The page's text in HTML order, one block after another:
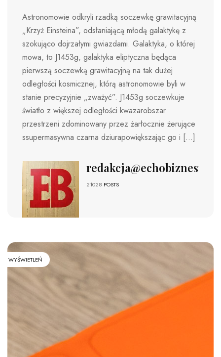
Astronomowie odkryli rzadką soczewkę grawitacyjną
„Krzyż Einsteina”, odsłaniającą młodą galaktykę z
szokująco dojrzałymi gwiazdami. Galaktyka, o której
mowa, to J1453g, galaktyka eliptyczna będąca
pierwszą soczewką grawitacyjną na tak dużej
odległości kosmicznej, którą astronomowie byli w
stanie precyzyjnie „zważyć”. J1453g soczewkuje
światło z większej odległości kwazarobszar
przestrzeni zdominowany przez żarłocznie żerujące
ssupermasywna czarna dziurapowiększając go i […]
redakcja@echobiznesu.pl
21028 POSTS
WYŚWIETLEŃ